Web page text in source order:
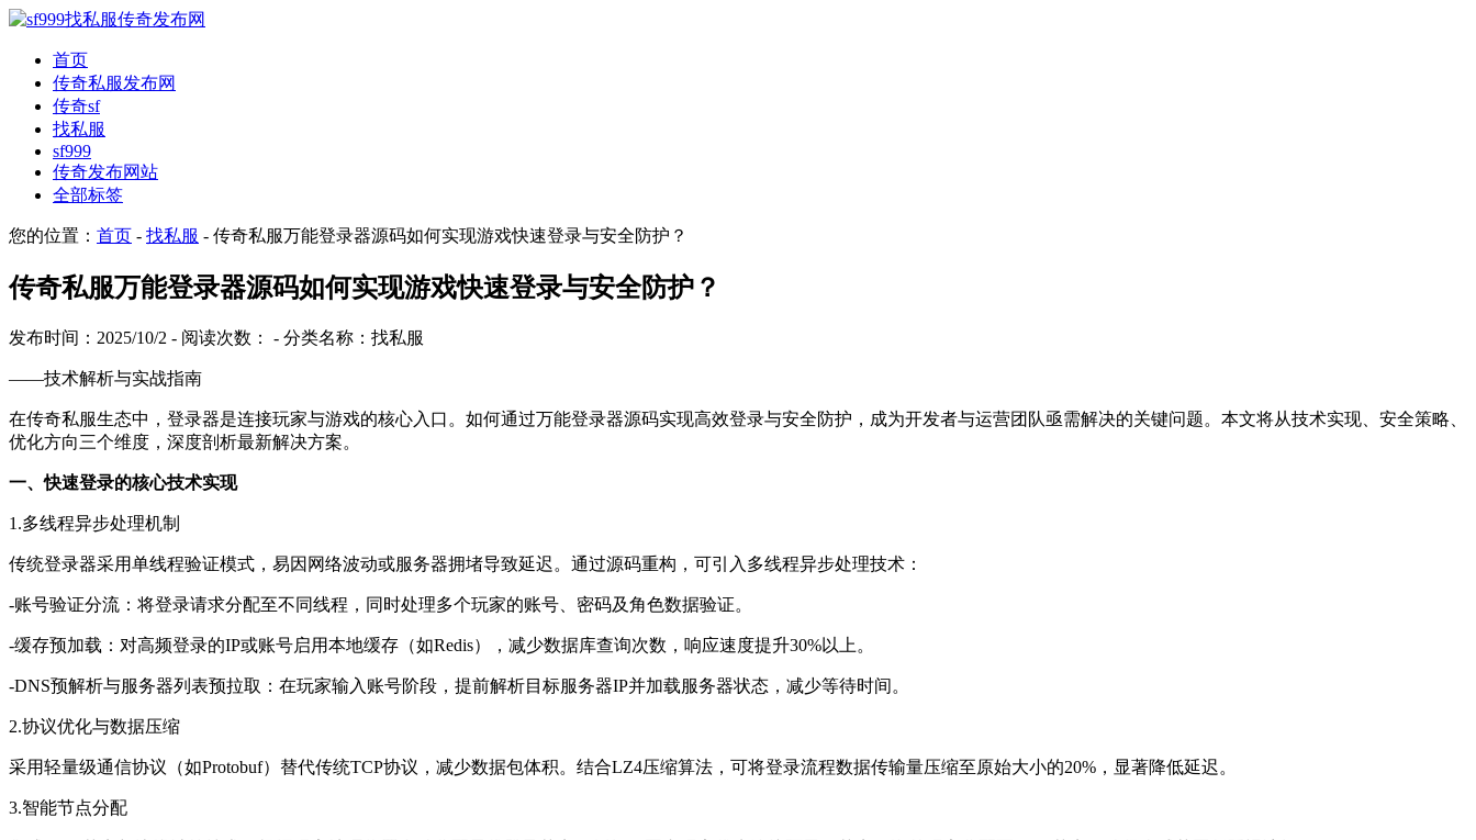
首页
传奇私服发布网
传奇sf
找私服
sf999
传奇发布网站
全部标签
您的位置： 首页 - 找私服 - 传奇私服万能登录器源码如何实现游戏快速登录与安全防护？
传奇私服万能登录器源码如何实现游戏快速登录与安全防护？
发布时间：2025/10/2 - 阅读次数： - 分类名称：找私服
——技术解析与实战指南
在传奇私服生态中，登录器是连接玩家与游戏的核心入口。如何通过万能登录器源码实现高效登录与安全防护，成为开发者与运营团队亟需解决的关键问题。本文将从技术实现、安全策略、
优化方向三个维度，深度剖析最新解决方案。
一、快速登录的核心技术实现
1.多线程异步处理机制
传统登录器采用单线程验证模式，易因网络波动或服务器拥堵导致延迟。通过源码重构，可引入多线程异步处理技术：
-账号验证分流：将登录请求分配至不同线程，同时处理多个玩家的账号、密码及角色数据验证。
-缓存预加载：对高频登录的IP或账号启用本地缓存（如Redis），减少数据库查询次数，响应速度提升30%以上。
-DNS预解析与服务器列表预拉取：在玩家输入账号阶段，提前解析目标服务器IP并加载服务器状态，减少等待时间。
2.协议优化与数据压缩
采用轻量级通信协议（如Protobuf）替代传统TCP协议，减少数据包体积。结合LZ4压缩算法，可将登录流程数据传输量压缩至原始大小的20%，显著降低延迟。
3.智能节点分配